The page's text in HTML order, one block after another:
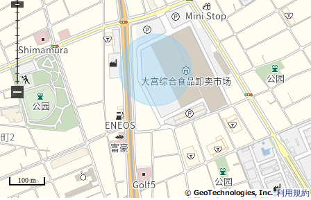
■ 在找想要的家方面给予帮助的━━━━━・・・
房源的详细、需讨论是如有意向，请跟我们联系。
利用規約
100 m
−